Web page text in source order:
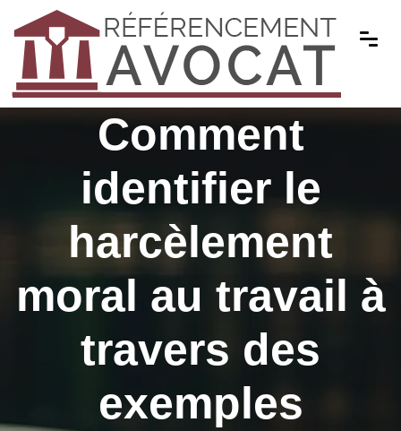
Comment
identifier le
harcèlement
moral au travail à
travers des
exemples